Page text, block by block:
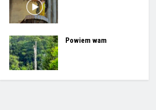
Powiem wam